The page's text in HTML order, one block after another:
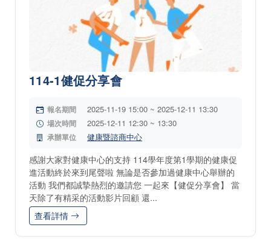
114-1健促分享會
報名期間 2025-11-19 15:00 ~ 2025-12-11 13:30
場次時間 2025-12-11 12:30 ~ 13:30
承辦單位 健康暨諮商中心
感謝大家對健康中心的支持 114學年度第1學期的健康促
進活動終於來到尾聲啦 無論是否參加過健康中心舉辦的
活動 我們都誠摯熱烈的邀請您 一起來【健促分享會】 當
天除了有精采的活動影片回顧 還...
查看詳情